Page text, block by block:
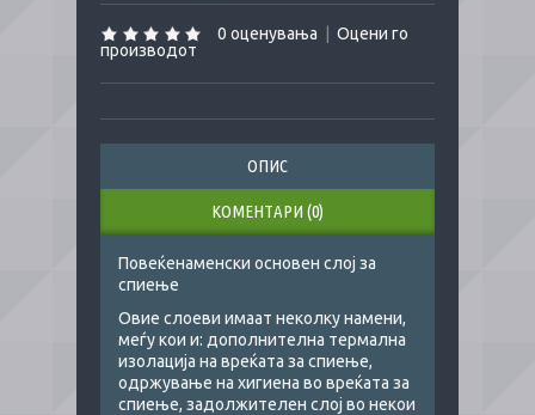
0 оценувања
Оцени го
производот
ОПИС
КОМЕНТАРИ (0)
Повеќенаменски основен слој за
спиење
Овие слоеви имаат неколку намени,
меѓу кои и: дополнителна термална
изолација на вреќата за спиење,
одржување на хигиена во вреќата за
спиење, задолжителен слој во некои